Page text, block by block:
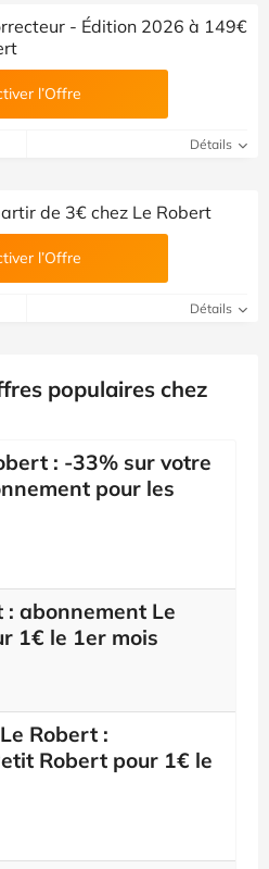
- Édition 2026 à 149€
l’Offre
Détails
de 3€ chez Le Robert
l’Offre
Détails
populaires chez
: -33% sur votre
pour les
: abonnement Le
1€ le 1er mois
Robert :
Robert pour 1€ le